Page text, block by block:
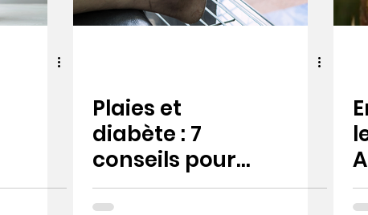
Plaies et
diabète : 7
conseils pour
favoriser une